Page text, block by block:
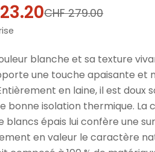
CHF 279.00
blanche et sa texture
une touche apaisante et
en laine, il est doux
bonne isolation thermique. La
blancs épais lui confère une
en valeur le caractère